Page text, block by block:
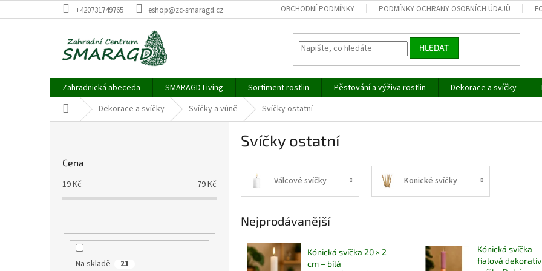
na
+420731749765 eshop@zc-smaragd.cz OBCHODNÍ PODMÍNKY PODMÍNKY OCHRANY OSOBNÍCH ÚDAJŮ
HLEDAT
Zahradnická abeceda SMARAGD Living Sortiment rostlin Pěstování a výživa rostlin Dekorace a svíčky
Domů Dekorace a svíčky Svíčky a vůně Svíčky ostatní
Cena
19Kč 79Kč
Na skladě 21
Svíčky ostatní
Válcové svíčky Konické svíčky
Nejprodávanější
Kónická svíčka 20 × 2
cm – bílá
Kónická svíčka –
fialová